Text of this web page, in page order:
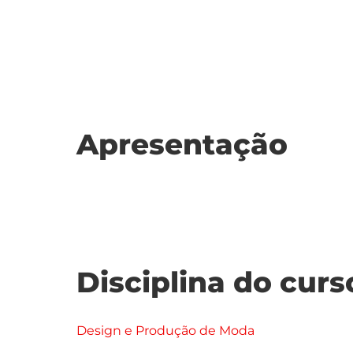
Apresentação
Disciplina do
Design e Produção de Moda